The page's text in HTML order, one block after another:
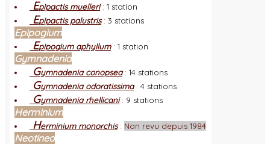
Epipactis muelleri: 1 station
Epipactis palustris: 3 stations
Epipogium
Epipogium aphyllum: 1 station
Gymnadenia
Gymnadenia conopsea: 14 stations
Gymnadenia odoratissima: 4 stations
Gymnadenia rhellicani: 9 stations
Herminium
Herminium monorchis: Non revu depuis 1984
Neotinea